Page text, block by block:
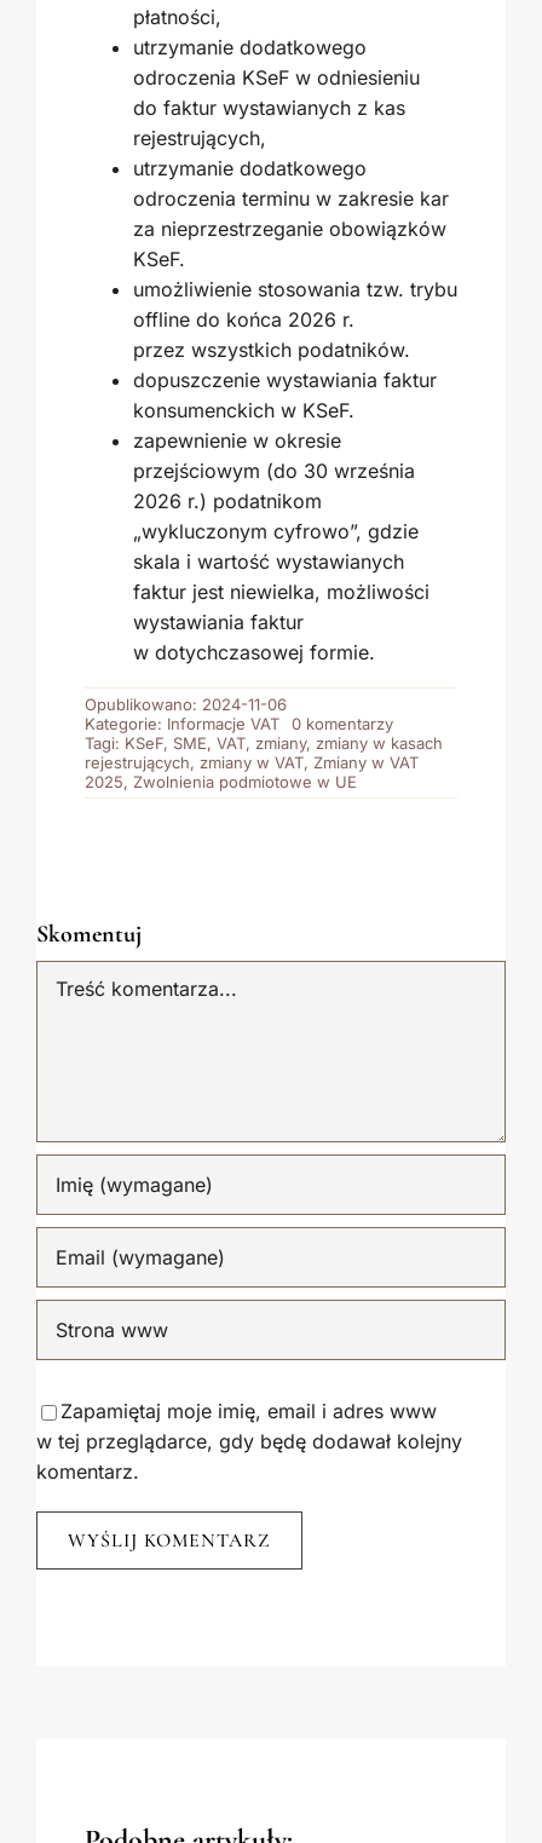
płatności,
utrzymanie dodatkowego
odroczenia KSeF w odniesieniu
do faktur wystawianych z kas
rejestrujących,
utrzymanie dodatkowego
odroczenia terminu w zakresie kar
za nieprzestrzeganie obowiązków
KSeF.
umożliwienie stosowania tzw. trybu
offline do końca 2026 r.
przez wszystkich podatników.
dopuszczenie wystawiania faktur
konsumenckich w KSeF.
zapewnienie w okresie
przejściowym (do 30 września
2026 r.) podatnikom
„wykluczonym cyfrowo”, gdzie
skala i wartość wystawianych
faktur jest niewielka, możliwości
wystawiania faktur
w dotychczasowej formie.
Opublikowano: 2024-11-06
Kategorie: Informacje VAT 0 komentarzyon Na jakim
etapie
są zmiany
na 2025 r.
Tagi: KSeF, SME, VAT, zmiany, zmiany w kasach
rejestrujących, zmiany w VAT, Zmiany w VAT
2025, Zwolnienia podmiotowe w UE
Skomentuj
Zapamiętaj moje imię, email i adres www
w tej przeglądarce, gdy będę dodawał kolejny
komentarz.